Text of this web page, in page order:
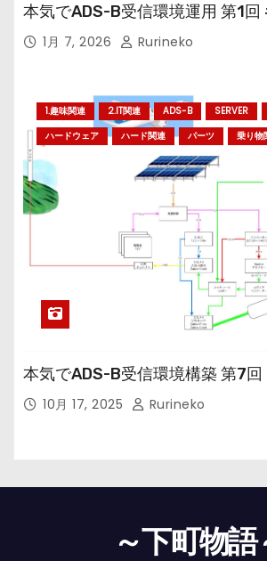
本気でADS-B受信環境運用 第1回
1月 7, 2026 Rurineko
1.趣味関連 2.IT関連 ADS-B SERVER
ハードウェア
ハード関連 パーツ 乗り物
本気でADS-B受信環境構築 第7
10月 17, 2025 Rurineko
～下町物語